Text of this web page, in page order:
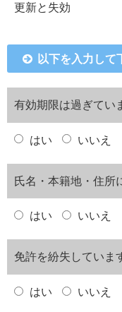
更新と失効
以下を入力して
有効期限は過ぎてい
はい いいえ
氏名・本籍地・住所
はい いいえ
免許を紛失していま
はい いいえ